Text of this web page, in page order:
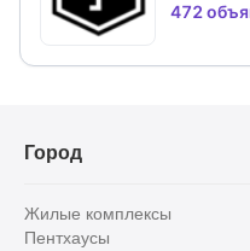
472
Город
Жилые комплексы
Пентхаусы